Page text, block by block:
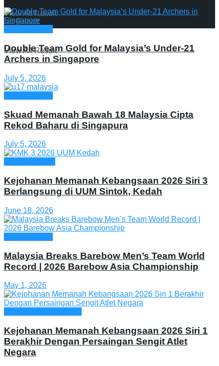
View All Result
No Result
View All Result
Double Team Gold for Malaysia’s Under-21
Archers in Singapore
July 5, 2026
Skuad Memanah Bawah 18 Malaysia Cipta
Rekod Baharu di Singapura
July 5, 2026
Kejohanan Memanah Kebangsaan 2026 Siri 3
Berlangsung di UUM Sintok, Kedah
June 18, 2026
Malaysia Breaks Barebow Men’s Team World
Record | 2026 Barebow Asia Championship
May 1, 2026
Kejohanan Memanah Kebangsaan 2026 Siri 1
Berakhir Dengan Persaingan Sengit Atlet
Negara